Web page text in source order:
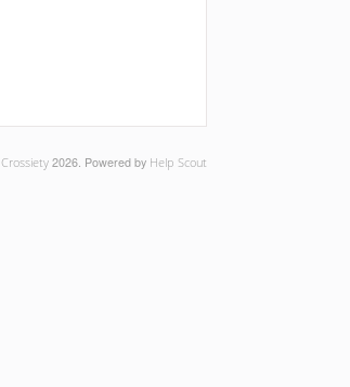
Crossiety 2026. Powered by Help Scout